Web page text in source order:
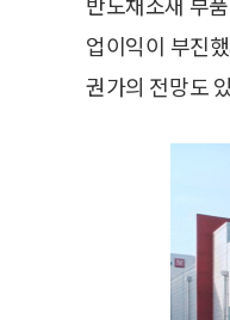
업이익이 부진
권가의 전망도